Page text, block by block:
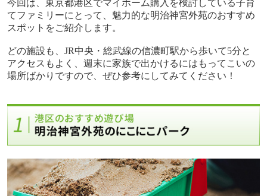
今回は、東京都港区でマイホーム購入を検討している子育
てファミリーにとって、魅力的な明治神宮外苑のおすすめ
スポットをご紹介します。
どの施設も、 JR中央・総武線の信濃町駅から歩いて5分と
アクセスもよく、週末に家族で出かけるにはもってこいの
場所ばかりですので、ぜひ参考にしてみてください！